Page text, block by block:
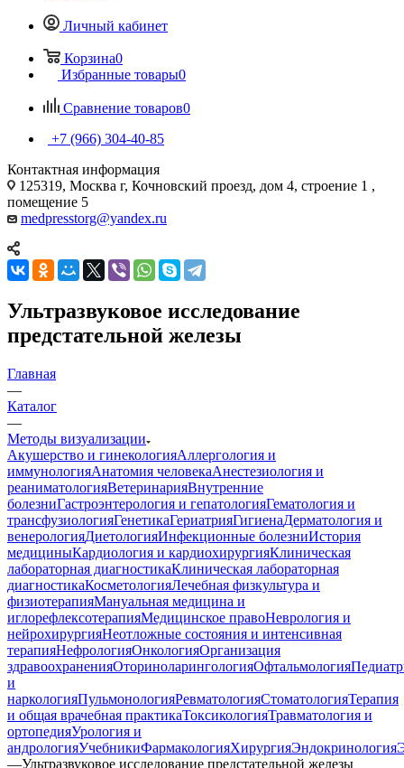
Личный кабинет
Корзина0
Избранные товары0
Сравнение товаров0
+7 (966) 304-40-85
Контактная информация
125319, Москва г, Кочновский проезд, дом 4, строение 1 ,
помещение 5
medpresstorg@yandex.ru
Ультразвуковое исследование
предстательной железы
Главная
—
Каталог
—
Методы визуализации
Акушерство и гинекологияАллергология и
иммунологияАнатомия человекаАнестезиология и
реаниматологияВетеринарияВнутренние
болезниГастроэнтерология и гепатологияГематология и
трансфузиологияГенетикаГериатрияГигиенаДерматология и
венерологияДиетологияИнфекционные болезниИстория
медициныКардиология и кардиохирургияКлиническая
лабораторная диагностикаКлиническая лабораторная
диагностикаКосметологияЛечебная физкультура и
физиотерапияМануальная медицина и
иглорефлексотерапияМедицинское правоНеврология и
нейрохирургияНеотложные состояния и интенсивная
терапияНефрологияОнкологияОрганизация
здравоохраненияОториноларингологияОфтальмология
и
наркологияПульмонологияРевматологияСтоматологияТерапия
и общая врачебная практикаТоксикологияТравматология и
ортопедияУрология и
андрологияУчебникиФармакологияХирургияЭндокринология
—Ультразвуковое исследование предстательной железы